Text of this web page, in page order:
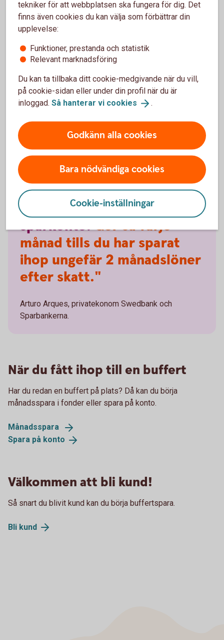
till ersättning för din sammanlagda kontobehållning i
banken med ett belopp om högst 1 150 000 kr. Utöver
ersättning för vissa insättningar som hänförs till vissa
särskilda angivna händelser, t ex försäljning av
Riksgälden betalar ut ersättningen inom 7 arbetsdagar
från den dag banken försattes i konkurs eller
Insättningsgarantin
"När lönen kommer, för
direkt över10 % tillett
sparkonto.Gör så varje
månad tills du har sparat
ihop ungefär 2 månadslöner
efter skatt."
Arturo Arques, privatekonom Swedbank och
Sparbankerna.
När du fått ihop till en buffert
Har du redan en buffert på plats? Då kan du börja
månadsspara i fonder eller spara på konto.
Månadsspara
Spara på konto
Välkommen att bli kund!
Så snart du blivit kund kan du börja buffertspara.
Bli kund
tekniker för att webbplatsen ska fungera för dig. Det
finns även cookies du kan välja som förbättrar din
upplevelse:
Funktioner, prestanda och statistik
Relevant marknadsföring
Du kan ta tillbaka ditt cookie-medgivande när du vill,
på cookie-sidan eller under din profil när du är
inloggad. Så hanterar vi cookies .
Godkänn alla cookies
Bara nödvändiga cookies
Cookie-inställningar